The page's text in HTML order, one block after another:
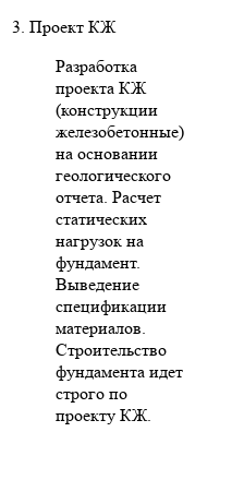
3. Проект КЖ
Разработка
проекта КЖ
(конструкции
железобетонные)
на основании
геологического
отчета. Расчет
статических
нагрузок на
фундамент.
Выведение
спецификации
материалов.
Строительство
фундамента идет
строго по
проекту КЖ.